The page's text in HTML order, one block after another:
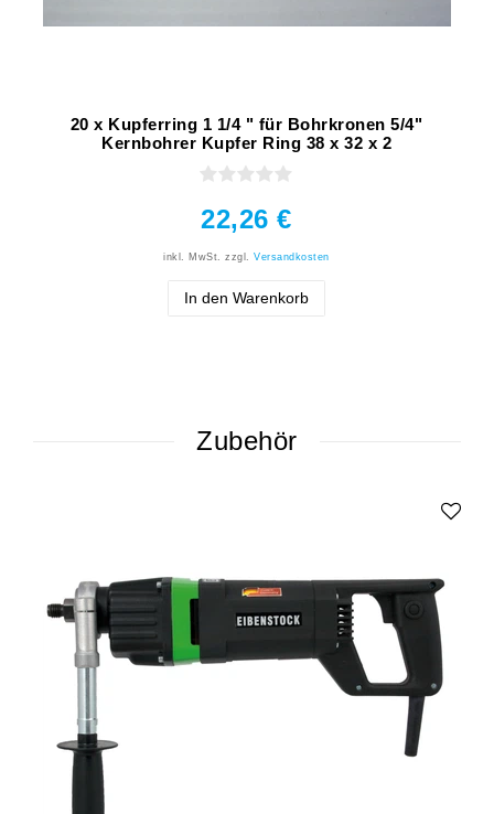
20 x Kupferring 1 1/4 " für Bohrkronen 5/4"
Kernbohrer Kupfer Ring 38 x 32 x 2
22,26 €
inkl. MwSt. zzgl.Versandkosten
In den Warenkorb
Zubehör